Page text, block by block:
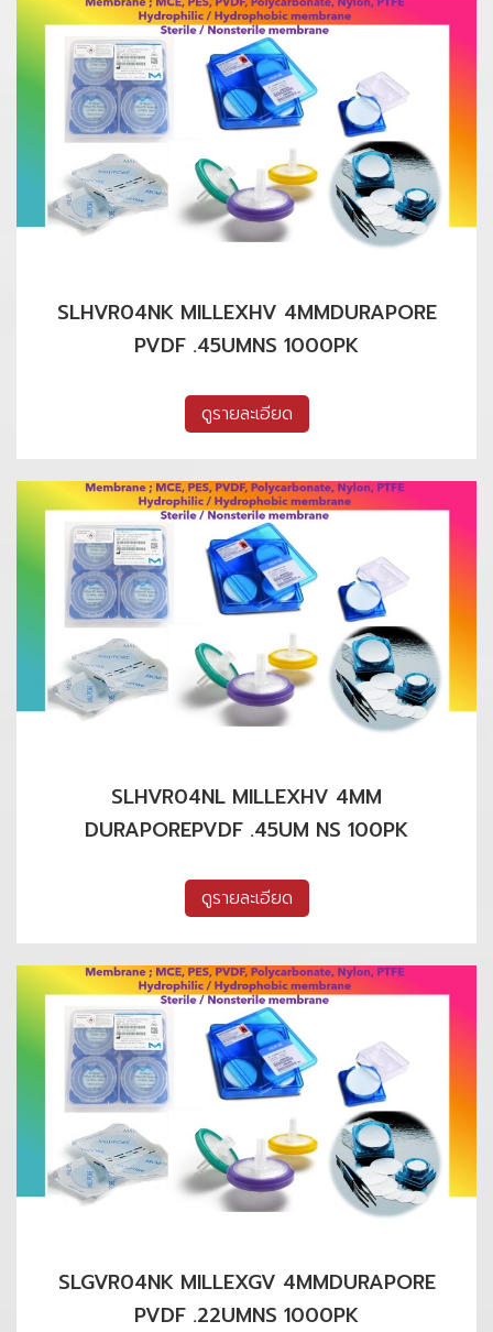
SLHVR04NK MILLEXHV 4MMDURAPORE
PVDF .45UMNS 1000PK
ดูรายละเอียด
SLHVR04NL MILLEXHV 4MM
DURAPOREPVDF .45UM NS 100PK
ดูรายละเอียด
SLGVR04NK MILLEXGV 4MMDURAPORE
PVDF .22UMNS 1000PK